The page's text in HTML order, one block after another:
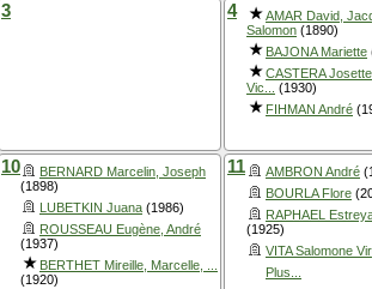
3 4
AMAR David,
Salomon (1890)
BAJONA Mariette
CASTERA
Vic...
(1930)
FIHMAN André
10
BERNARD Marcelin, Joseph
(1898)
LUBETKIN Juana (1986)
ROUSSEAU Eugène, André
(1937)
BERTHET Mireille, Marcelle, ...
(1920)
11 AMBRON André
BOURLA Flore
RAPHAEL
(1925)
VITA Salomone
Plus...